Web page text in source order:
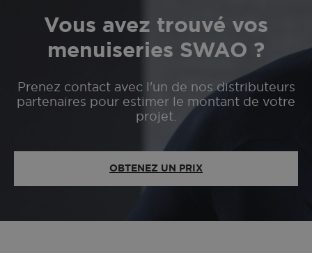
Vous avez trouvé vos
menuiseries SWAO ?
Prenez contact avec l'un de nos distributeurs
partenaires pour estimer le montant de votre
projet.
OBTENEZ UN PRIX